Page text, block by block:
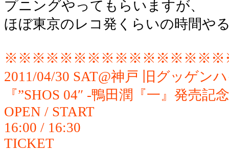
プニングやってもらいますが、
ほぼ東京のレコ発くらいの時間や
2011/04/30 SAT@神戸 旧グッゲン
『”SHOS 04″ -鴨田潤『一』発売記
OPEN / START
16:00 / 16:30
TICKET